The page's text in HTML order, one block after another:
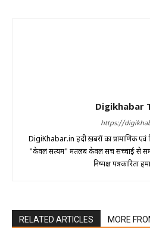
Digikhabar
https://
DigiKhabar.in हिंदी ख़बरों का प्रामाणिक एवं
"केवलं सत्यम" मतलब केवल सच सच्चाई से
निष्पक्ष पत्रकारिता
RELATED ARTICLES MORE